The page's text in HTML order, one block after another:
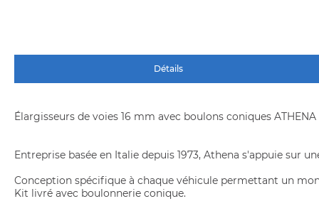
Détails
Élargisseurs de voies 16 mm avec boulons coniques ATHENA
Entreprise basée en Italie depuis 1973, Athena s'appuie sur
Conception spécifique à chaque véhicule permettant un
Kit livré avec boulonnerie conique.